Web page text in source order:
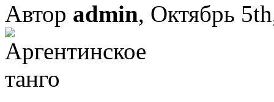
Автор admin, Октябрь